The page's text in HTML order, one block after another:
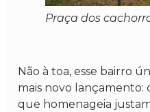
Praça dos
Não à toa, esse bairro
mais novo lançamento:
que homenageia